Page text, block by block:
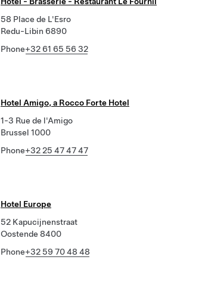
58 Place de L'Esro
Redu-Libin 6890
Phone+32 61 65 56 32
Hotel Amigo, a Rocco Forte Hotel
1-3 Rue de l'Amigo
Brussel 1000
Phone+32 25 47 47 47
Hotel Europe
52 Kapucijnenstraat
Oostende 8400
Phone+32 59 70 48 48